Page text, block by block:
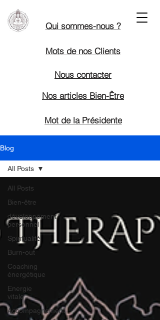
Mot de la Présidente
Qui sommes-nous ?
Nous contacter
Nos articles Bien-Être
Mots de nos Clients
Blog
All Posts
Bien-être
développement
personnel
Spiritualité
Burn-out
Coaching
énergétique
Energie
vitale
Accompagnement
All Posts